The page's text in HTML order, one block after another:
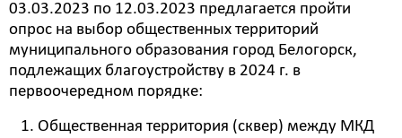
03.03.2023 по 12.03.2023 предлагается пройти
опрос на выбор общественных территорий
муниципального образования город Белогорск,
подлежащих благоустройству в 2024 г. в
первоочередном порядке:
Общественная территория (сквер) между МКД